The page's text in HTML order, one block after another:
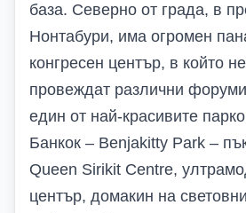
база. Северно от града, в
Нонтабури, има огромен
конгресен център, в който
провеждат различни
един от най-красивите
Банкок – Benjakitty Park –
Queen Sirikit Centre,
център, домакин на